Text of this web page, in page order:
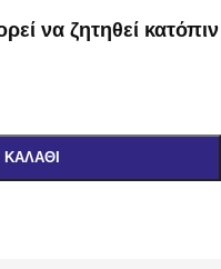
να ζητηθεί κατόπιν